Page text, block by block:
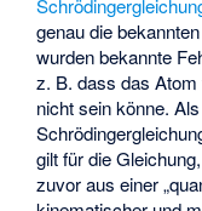
genau die
wurden bekannte
z. B. dass das
nichtsein könne.
gilt für die
zuvor aus einer